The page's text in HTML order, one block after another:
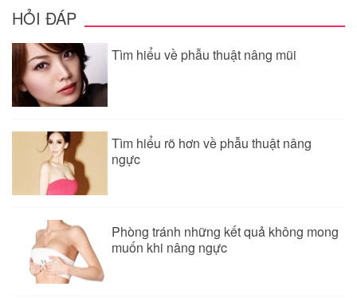
HỎI ĐÁP
Tìm hiểu về phẫu thuật nâng mũi
Tìm hiểu rõ hơn về phẫu thuật nâng
ngực
Phòng tránh những kết quả không mong
muốn khi nâng ngực